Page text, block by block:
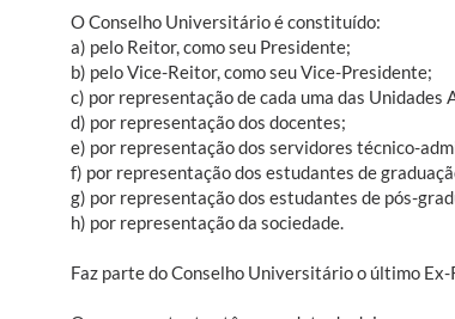
O Conselho Universitário é constituído:
a) pelo Reitor, como seu Presidente;
b) pelo Vice-Reitor, como seu Vice-Presidente;
c) por representação de cada uma das Unidades
d) por representação dos docentes;
e) por representação dos servidores técnico-
f) por representação dos estudantes de
g) por representação dos estudantes de pós-
h) por representação da sociedade.
Faz parte do Conselho Universitário o último